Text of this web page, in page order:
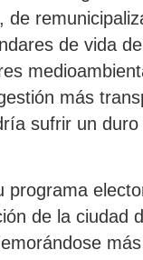
de vida
más
sufrir un
programa
de la ciudad